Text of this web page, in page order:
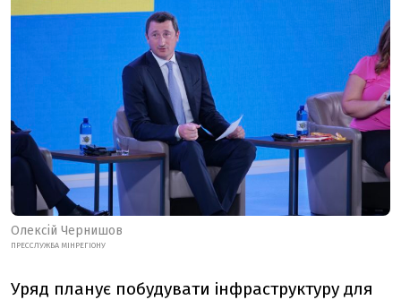
Олексій Чернишов
ПРЕССЛУЖБА МІНРЕГІОНУ
Уряд планує побудувати інфраструктуру для